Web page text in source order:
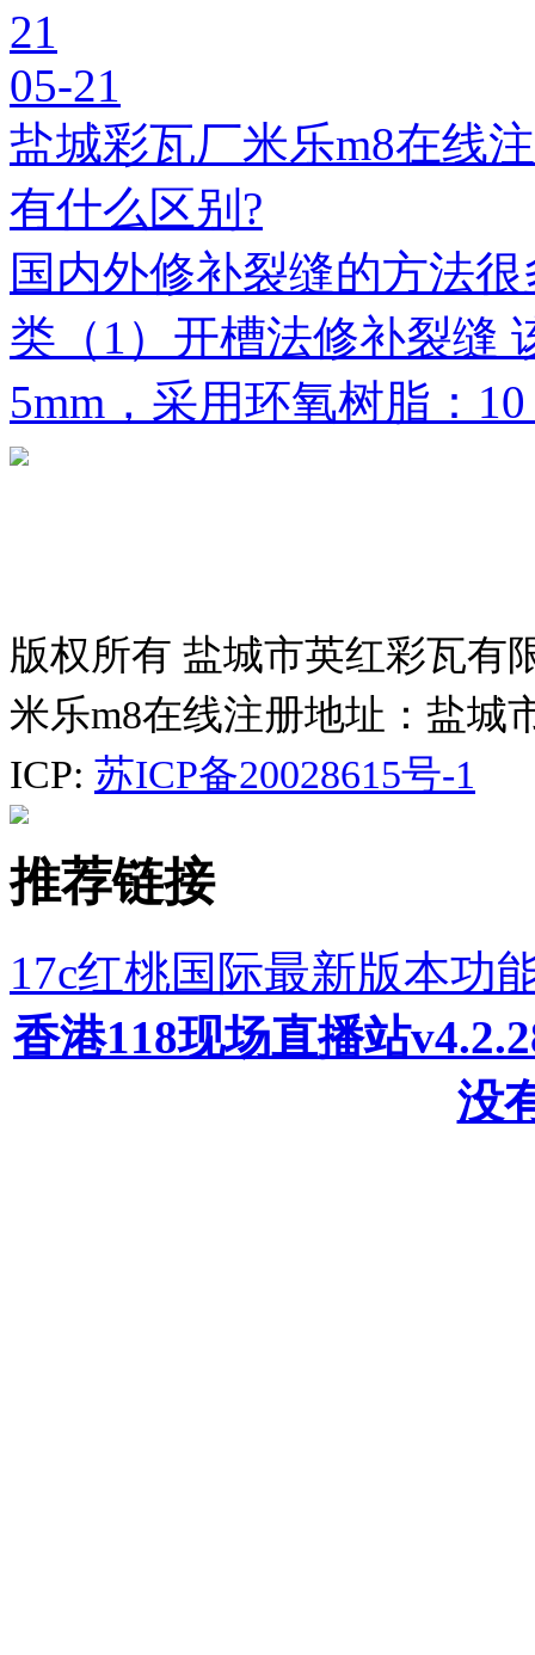
21
05-21
盐城彩瓦厂米乐m8在线
有什么区别?
国内外修补裂缝的方法
类（1）开槽法修补裂缝
5mm，采用环氧树脂：
版权所有 盐城市英红彩瓦有
米乐m8在线注册地址：盐城
ICP: 苏ICP备20028615号-1
推荐链接
17c红桃国际最新版本功
香港118现场直播站
没